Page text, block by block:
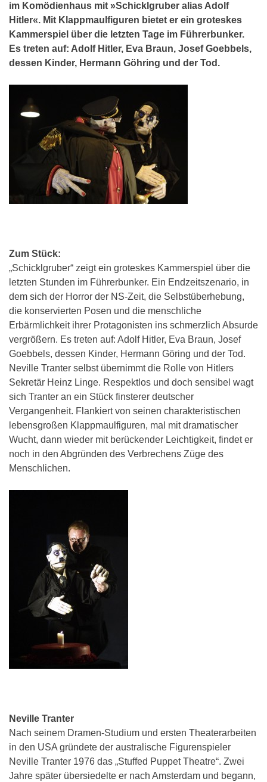
im Komödienhaus mit »Schicklgruber alias Adolf
Hitler«. Mit Klappmaulfiguren bietet er ein groteskes
Kammerspiel über die letzten Tage im Führerbunker.
Es treten auf: Adolf Hitler, Eva Braun, Josef Goebbels,
dessen Kinder, Hermann Göhring und der Tod.
Zum Stück:
„Schicklgruber“ zeigt ein groteskes Kammerspiel über die
letzten Stunden im Führerbunker. Ein Endzeitszenario, in
dem sich der Horror der NS-Zeit, die Selbstüberhebung,
die konservierten Posen und die menschliche
Erbärmlichkeit ihrer Protagonisten ins schmerzlich Absurde
vergrößern. Es treten auf: Adolf Hitler, Eva Braun, Josef
Goebbels, dessen Kinder, Hermann Göring und der Tod.
Neville Tranter selbst übernimmt die Rolle von Hitlers
Sekretär Heinz Linge. Respektlos und doch sensibel wagt
sich Tranter an ein Stück finsterer deutscher
Vergangenheit. Flankiert von seinen charakteristischen
lebensgroßen Klappmaulfiguren, mal mit dramatischer
Wucht, dann wieder mit berückender Leichtigkeit, findet er
noch in den Abgründen des Verbrechens Züge des
Menschlichen.
Neville Tranter
Nach seinem Dramen-Studium und ersten Theaterarbeiten
in den USA gründete der australische Figurenspieler
Neville Tranter 1976 das „Stuffed Puppet Theatre“. Zwei
Jahre später übersiedelte er nach Amsterdam und begann,